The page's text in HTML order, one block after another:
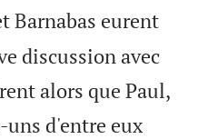
Barnabas eurent
discussion avec
alors que Paul,
uns d'entre eux